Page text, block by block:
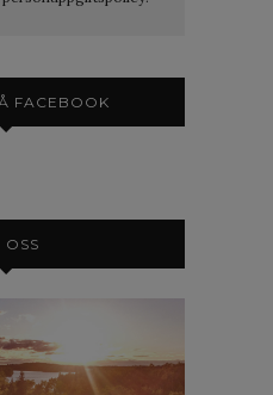
FACEBOOK
OSS